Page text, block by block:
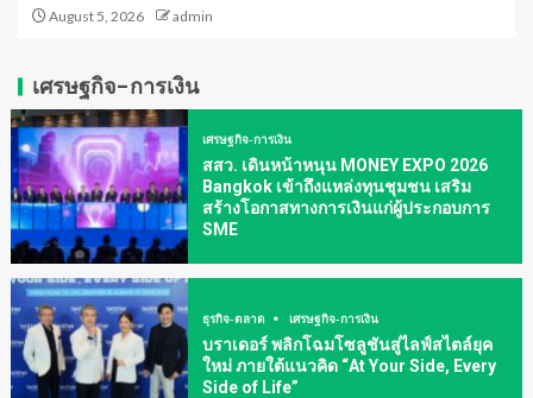
August 5, 2026 admin
เศรษฐกิจ-การเงิน
เศรษฐกิจ-การเงิน
สสว. เดินหน้าหนุน MONEY EXPO 2026
Bangkok เข้าถึงแหล่งทุนชุมชน เสริม
สร้างโอกาสทางการเงินแก่ผู้ประกอบการ
SME
ธุรกิจ-ตลาด เศรษฐกิจ-การเงิน
บราเดอร์ พลิกโฉมโซลูชันสู่ไลฟ์สไตล์ยุค
ใหม่ ภายใต้แนวคิด “At Your Side, Every
Side of Life”